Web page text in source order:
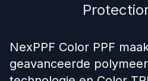
NexPPF Color PPF
geavanceerde